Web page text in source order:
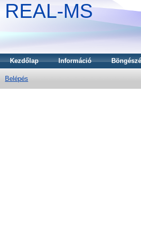
REAL-MS
Kezdőlap Információ
Belépés